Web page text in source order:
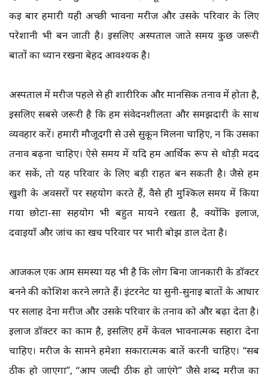
कई बार हमारी यही अच्छी भावना मरीज और उसके परिवार के लिए
परेशानी भी बन जाती है। इसलिए अस्पताल जाते समय कुछ जरूरी
बातों का ध्यान रखना बेहद आवश्यक है।
अस्पताल में मरीज पहले से ही शारीरिक और मानसिक तनाव में होता है,
इसलिए सबसे जरूरी है कि हम संवेदनशीलता और समझदारी के साथ
व्यवहार करें। हमारी मौजूदगी से उसे सुकून मिलना चाहिए, न कि उसका
तनाव बढ़ना चाहिए। ऐसे समय में यदि हम आर्थिक रूप से थोड़ी मदद
कर सकें, तो यह परिवार के लिए बड़ी राहत बन सकती है। जैसे हम
खुशी के अवसरों पर सहयोग करते हैं, वैसे ही मुश्किल समय में किया
गया छोटा-सा सहयोग भी बहुत मायने रखता है, क्योंकि इलाज,
दवाइयाँ और जांच का खर्च परिवार पर भारी बोझ डाल देता है।
आजकल एक आम समस्या यह भी है कि लोग बिना जानकारी के डॉक्टर
बनने की कोशिश करने लगते हैं। इंटरनेट या सुनी-सुनाई बातों के आधार
पर सलाह देना मरीज और उसके परिवार के तनाव को और बढ़ा देता है।
इलाज डॉक्टर का काम है, इसलिए हमें केवल भावनात्मक सहारा देना
चाहिए। मरीज के सामने हमेशा सकारात्मक बातें करनी चाहिए। “सब
ठीक हो जाएगा”, “आप जल्दी ठीक हो जाएंगे” जैसे शब्द मरीज का